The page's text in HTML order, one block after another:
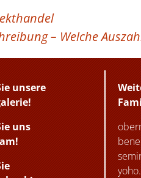
– Welche
unsere
uns